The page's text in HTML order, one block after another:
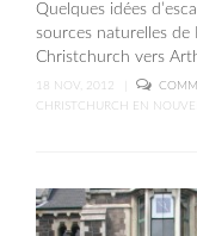
Quelques idées
sources naturelles de
Christchurch vers
18 NOV, 2012
CHRISTCHURCH EN